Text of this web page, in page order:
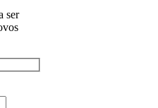
ser